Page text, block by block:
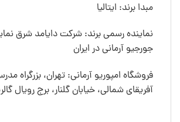
مبدا برند: ایتالیا
نماینده رسمی برند: شرکت دایامد شرق
جورجیو آرمانی در ایران
فروشگاه امپوریو آرمانی: تهران، بزرگراه
آفریقای شمالی، خیابان گلنار، برج رویال